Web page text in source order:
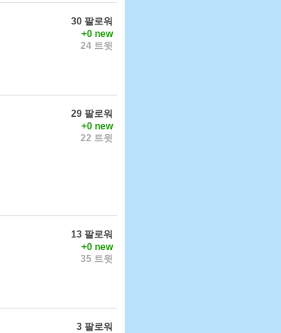
30 팔로워
+0 new
24 트윗
29 팔로워
+0 new
22 트윗
13 팔로워
+0 new
35 트윗
3 팔로워